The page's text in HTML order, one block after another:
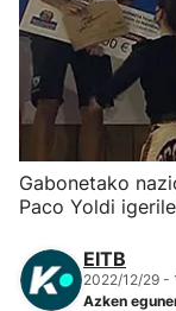
Herri-kirolak
Eskubaloia
Kirolak 360
Mendi-
Gabonetako
Paco Yoldi
EITB
2022/12/29 -
Azken